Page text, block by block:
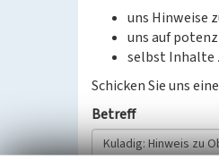
uns Hinweise
uns auf
selbst Inhalte
Schicken Sie uns
Betreff